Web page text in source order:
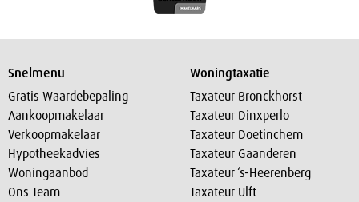
Snelmenu
Gratis Waardebepaling
Aankoopmakelaar
Verkoopmakelaar
Hypotheekadvies
Woningaanbod
Ons Team
Woningtaxatie
Taxateur Bronckhorst
Taxateur Dinxperlo
Taxateur Doetinchem
Taxateur Gaanderen
Taxateur ‘s-Heerenberg
Taxateur Ulft